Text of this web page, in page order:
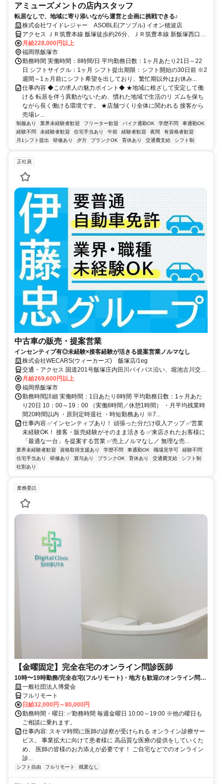
アミューズメントの店内スタッフ
転居なしで、地域に寄り添いながら運営と企画に挑戦できる♪
株式会社ワイドレジャー ASOBLE(アソブル) イオン穂波店
アクセス ＪＲ筑豊本線 飯塚徒歩約26分、ＪＲ筑豊本線 新飯塚西口徒
歩約28分、ＪＲ筑豊本線 浦田（福岡県）西口徒歩約47分 「イオン穂
波店」内
月給228,000円以上
福岡県飯塚市
勤務時間 実働時間：8時間/日 平均勤務日数：1ヶ月あたり21日～22
日 シフトサイクル：1ヶ月 シフト提出期限：シフト開始の30日前 ※2
週間～1ヵ月前にシフト希望を出しており、繁忙期以外はお休み...
仕事内容 ◆この求人の魅力ポイント◆ ★地域に根ざして安定して働
ける 転居を伴う異動がないため、慣れた地域で生活のリ ズムを保ち
ながら長く働ける環境です。 ★店舗づくり全体に関われる 接客から
売場レ...
制服あり 業界未経験者歓迎 フリーター歓迎 バイク通勤OK 学歴不問
車通勤OK
経験不問
未経験者歓迎 住宅手当あり 午前 経験者歓迎 夜間
有資格者歓迎
月1シフト提出
研修あり 夕方 ブランクOK 育休あり 交通費支給 シフト制
正社員
中古車の販売・提案営業
インセンティブ有◎未経験×接客経験が活きる提案営業ノルマなし
株式会社WECARS(ウィーカーズ) 飯塚店/1eg
交通・アクセス 国道201号飯塚庄内田川バイパス沿い、堀池古川交差
点近くの店舗です。
月給269,600円以上
福岡県飯塚市
勤務時間詳細 実働時間：1日あたり8時間 平均勤務日数：1ヶ月あた
り20日 10：00～19：00 （実働8時間／休憩1時間） ・月平均残業時
間20時間以内 ・原則定時退社 ・時短勤務あり ※7...
仕事内容 ✅インセンティブあり！ 頑張った分だけ収入アップ ✅営業
未経験OK！ 接客・販売経験がそのまま活きる ✅来店されたお客様に
「最適な一台」を提案する営業 ✅売上ノルマなし／ 無理な売...
業界未経験者歓迎 資格取得支援あり 学歴不問 車通勤OK 職場見学可
経験不問
住宅手当あり
研修あり 賞与あり ブランクOK 育休あり 交通費支給
シフト制
社割あり
業務委託
【金曜固定】完全在宅のオンライン問診医師
10時〜19時勤務/完全在宅(フルリモート)・地方も歓迎のオンライン問診
業務一般社団法人博愛会
フルリモート
日給32,000円～80,000円
勤務時間・曜日: ✅勤務時間 毎週金曜日 10:00～19:00 ※他の曜日も
ご相談に乗れます。
仕事内容: スキマ時間に医師の診察が受けられる オンライン診療サー
ビス。 事業拡大に向けて患者様に 高品質な医療の提供をしていくた
め、 医師の皆様のお力添えが必要です！ ご自宅などでのオンライン
診...
シフト自由 フルリモート 残業なし